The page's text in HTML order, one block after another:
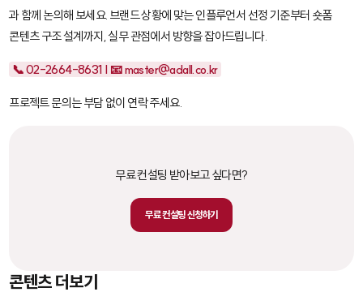
과 함께 논의해 보세요. 브랜드 상황에 맞는 인플루언서 선정 기준부터 숏폼
콘텐츠 구조 설계까지, 실무 관점에서 방향을 잡아드립니다.
📞 02-2664-8631 | 📧 master@adall.co.kr
프로젝트 문의는 부담 없이 연락 주세요.
무료 컨설팅 받아보고 싶다면?
무료 컨설팅 신청하기
콘텐츠 더보기